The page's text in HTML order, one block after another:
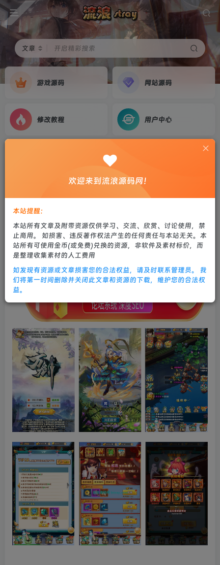
文章 开启精彩搜索
游戏源码 网站源码
修改教程 用户中心
Win系服务端+GM后台+简易安卓客户端+教程
1年前更新
0 562 26
欢迎来到流浪源码网！
本站提醒：
本站所有文章及附带资源仅供学习、交流、欣赏、讨论使用，禁
止商用。 如损害、违反著作权法产生的任何责任与本站无关。本
站所有可使用金币(或免费)兑换的资源，非软件及素材标价，而
是整理收集素材的人工费用
如发现有资源或文章损害您的合法权益，请及时联系管理员。 我
们将第一时间删除并关闭此文章和资源的下载，维护您的合法权
益。